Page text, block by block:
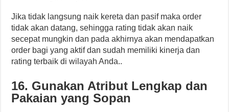
Jika tidak langsung naik kereta dan pasif maka order
tidak akan datang, sehingga rating tidak akan naik
secepat mungkin dan pada akhirnya akan mendapatkan
order bagi yang aktif dan sudah memiliki kinerja dan
rating terbaik di wilayah Anda..
16. Gunakan Atribut Lengkap dan
Pakaian yang Sopan